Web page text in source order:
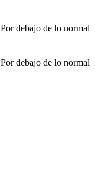
Por debajo de lo normal
Por debajo de lo normal